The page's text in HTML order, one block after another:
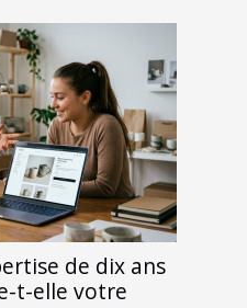
de dix ans
t-elle votre